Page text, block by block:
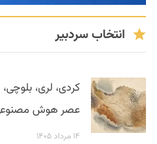
انتخاب سردبیر
کردی، لری،
عصر هوش مصنوعی
۱۴ مرداد ۱۴۰۵